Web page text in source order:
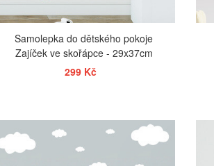
Samolepka do dětského pokoje
Zajíček ve skořápce - 29x37cm
299 Kč
ZOBRAZIT